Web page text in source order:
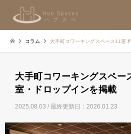
コラム 大手町コワーキングスペース11選
大手町コワーキングスペー
室・ドロップインを掲載
2025.08.03 / 最終更新日：2026.01.23